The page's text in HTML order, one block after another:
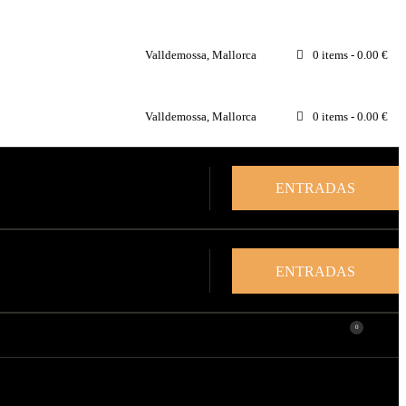
Valldemossa, Mallorca 0 items- 0.00 €
Valldemossa, Mallorca 0 items- 0.00 €
ENTRADAS
ENTRADAS
0